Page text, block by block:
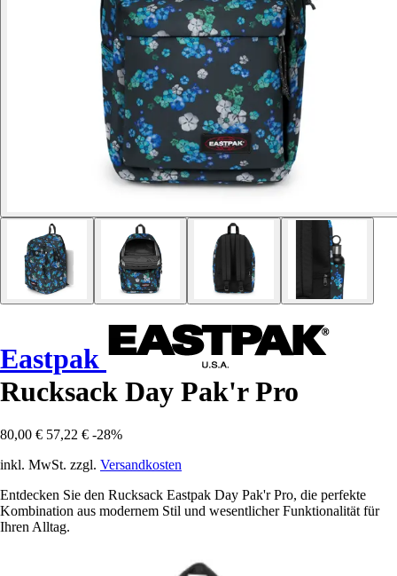
Eastpak
Rucksack Day Pak'r Pro
80,00 € 57,22 € -28%
inkl. MwSt. zzgl. Versandkosten
Entdecken Sie den Rucksack Eastpak Day Pak'r Pro, die perfekte
Kombination aus modernem Stil und wesentlicher Funktionalität für
Ihren Alltag.